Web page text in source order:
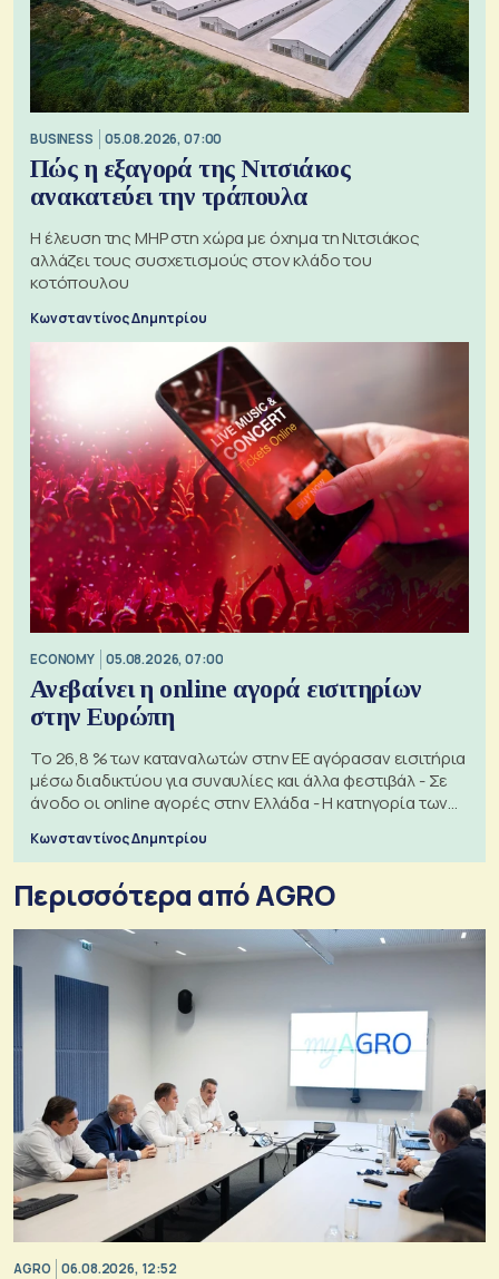
BUSINESS 05.08.2026, 07:00
Πώς η εξαγορά της Νιτσιάκος
ανακατεύει την τράπουλα
H έλευση της MHP στη χώρα με όχημα τη Νιτσιάκος
αλλάζει τους συσχετισμούς στον κλάδο του
κοτόπουλου
Κωνσταντίνος Δημητρίου
ECONOMY 05.08.2026, 07:00
Ανεβαίνει η online αγορά εισιτηρίων
στην Ευρώπη
Το 26,8 % των καταναλωτών στην ΕΕ αγόρασαν εισιτήρια
μέσω διαδικτύου για συναυλίες και άλλα φεστιβάλ - Σε
άνοδο οι online αγορές στην Ελλάδα - Η κατηγορία των
Κωνσταντίνος Δημητρίου
Περισσότερα από AGRO
AGRO 06.08.2026, 12:52